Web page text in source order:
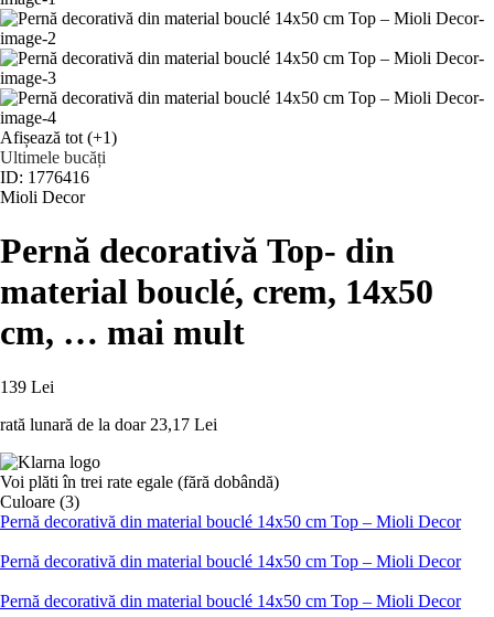
Afișează tot (+1)
Ultimele bucăți
ID: 1776416
Mioli Decor
Pernă decorativă Top- din
material bouclé, crem, 14x50
cm, … mai mult
139 Lei
rată lunară de la doar 23,17 Lei
Voi plăti în trei rate egale (fără dobândă)
Culoare (3)
Pernă decorativă din material bouclé 14x50 cm Top – Mioli Decor
Pernă decorativă din material bouclé 14x50 cm Top – Mioli Decor
Pernă decorativă din material bouclé 14x50 cm Top – Mioli Decor